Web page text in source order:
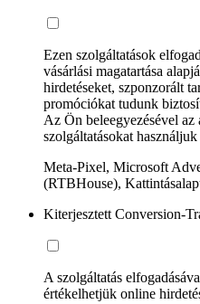
Ezen szolgáltatások
vásárlási magatartása
hirdetéseket, szponzorált
promóciókat tudunk
Az Ön beleegyezésével
szolgáltatásokat
Meta-Pixel, Microsoft
(RTBHouse),
Kiterjesztett Conversion-
A szolgáltatás
értékelhetjük online